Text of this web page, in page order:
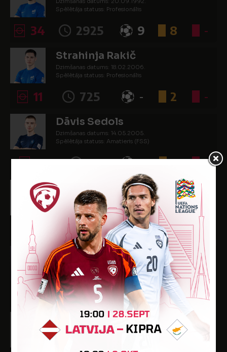
Spēlētāja statuss: Profesionālis
34 2925 9 8 -
Strahinja Rakič
Dzimšanas datums: 18.02.2006.
Spēlētāja statuss: Profesionālis
11 725 - 2 -
Dāvis Sedols
Dzimšanas datums: 14.05.2005.
Spēlētāja statuss: Amatieris (FSS)
- - - - -
Mamadou Sylla
Dzimšanas datums: 05.12.2005.
Spēlētāja statuss: Profesionālis
251 - 2
Tayrell Jomar Wouter
Dzimšanas datums: 16.07.2002.
Spēlētāja statuss: Profesionālis
7 344 1 - -
Dmitrijs Zelenkovs
Dzimšanas datums: 15.05.2000.